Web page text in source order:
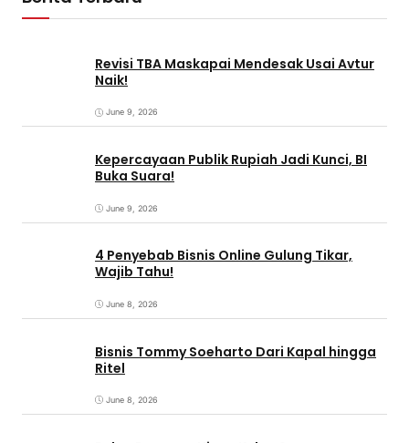
Revisi TBA Maskapai Mendesak Usai Avtur
Naik!
June 9, 2026
Kepercayaan Publik Rupiah Jadi Kunci, BI
Buka Suara!
June 9, 2026
4 Penyebab Bisnis Online Gulung Tikar,
Wajib Tahu!
June 8, 2026
Bisnis Tommy Soeharto Dari Kapal hingga
Ritel
June 8, 2026